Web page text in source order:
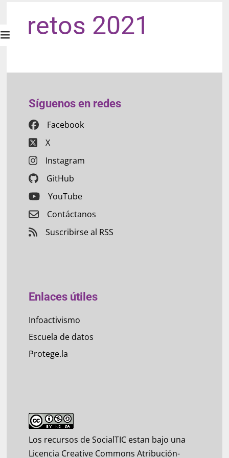
retos 2021
Síguenos en redes
Facebook
X
Instagram
GitHub
YouTube
Contáctanos
Suscribirse al RSS
Enlaces útiles
Infoactivismo
Escuela de datos
Protege.la
Los recursos de SocialTIC estan bajo una
Licencia Creative Commons Atribución-